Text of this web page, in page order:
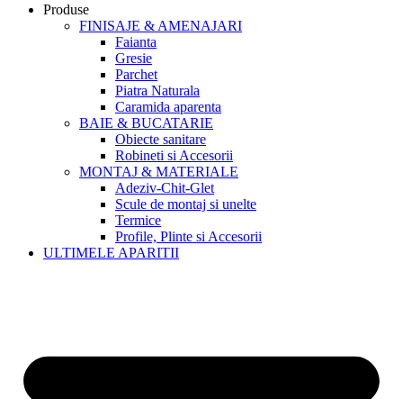
Produse
FINISAJE & AMENAJARI
Faianta
Gresie
Parchet
Piatra Naturala
Caramida aparenta
BAIE & BUCATARIE
Obiecte sanitare
Robineti si Accesorii
MONTAJ & MATERIALE
Adeziv-Chit-Glet
Scule de montaj si unelte
Termice
Profile, Plinte si Accesorii
ULTIMELE APARITII